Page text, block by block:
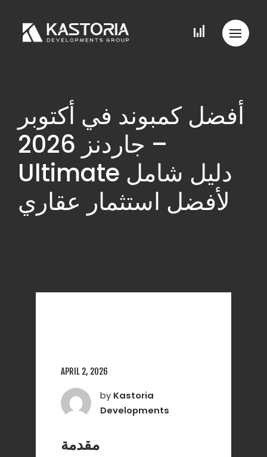
أفضل كمبوند في أكتوبر
جاردنز 2026 –
Ultimate دليل شامل
لأفضل استثمار عقاري
APRIL 2, 2026
by Kastoria
Developments
مقدمة